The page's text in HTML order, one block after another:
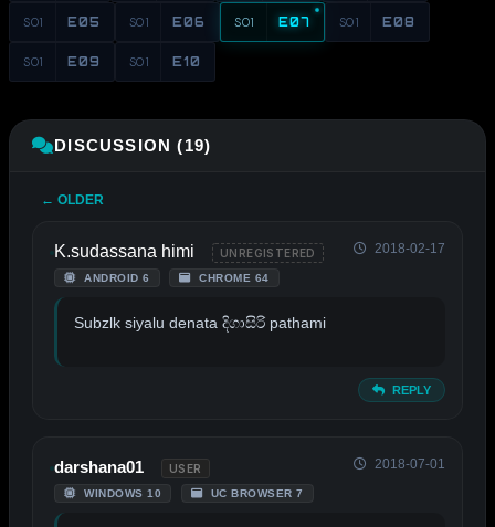
S01 E05 S01 E06 S01 E07 S01 E08
S01 E09 S01 E10
DISCUSSION (19)
← OLDER
K.sudassana himi UNREGISTERED
ANDROID 6 CHROME 64
2018-02-17
Subzlk siyalu denata දිගාසිරි pathami
REPLY
darshana01 USER
WINDOWS 10 UC BROWSER 7
2018-07-01